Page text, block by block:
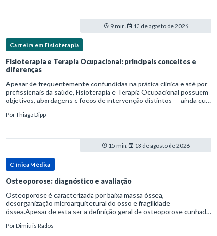
9 min. 13 de agosto de 2026
Carreira em Fisioterapia
Fisioterapia e Terapia Ocupacional: principais conceitos e
diferenças
Apesar de frequentemente confundidas na prática clínica e até por
profissionais da saúde, Fisioterapia e Terapia Ocupacional possuem
objetivos, abordagens e focos de intervenção distintos — ainda que
PorThiago Dipp
15 min. 13 de agosto de 2026
Clínica Médica
Osteoporose: diagnóstico e avaliação
Osteoporose é caracterizada por baixa massa óssea,
desorganização microarquitetural do osso e fragilidade
óssea.Apesar de esta ser a definição geral de osteoporose cunhada
patofisiológico, e não c
PorDimitris Rados